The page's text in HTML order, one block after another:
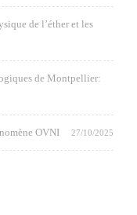
de l’éther et les
de Montpellier:
OVNI 27/10/2025